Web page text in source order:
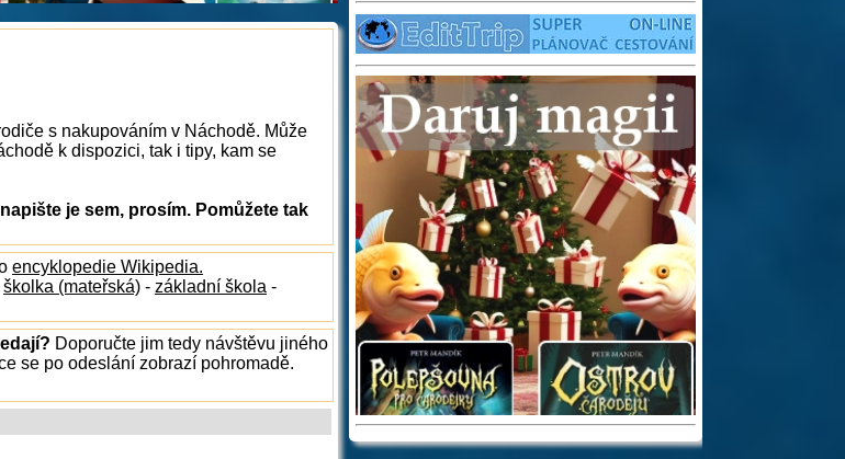
s nakupováním v Náchodě. Může
k dispozici, tak i tipy, kam se
je sem, prosím. Pomůžete tak
encyklopedie Wikipedia.
školka (mateřská) - základní škola -
Doporučte jim tedy návštěvu jiného
se po odeslání zobrazí pohromadě.